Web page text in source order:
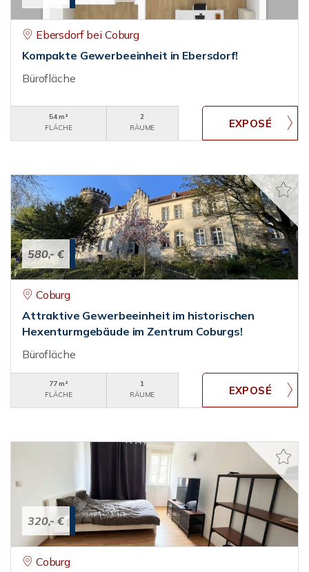
Ebersdorf bei Coburg
Kompakte Gewerbeeinheit in Ebersdorf!
Bürofläche
54 m²
FLÄCHE
2
RÄUME
580,- €
Coburg
Attraktive Gewerbeeinheit im historischen
Hexenturmgebäude im Zentrum Coburgs!
Bürofläche
77 m²
FLÄCHE
1
RÄUME
320,- €
Coburg